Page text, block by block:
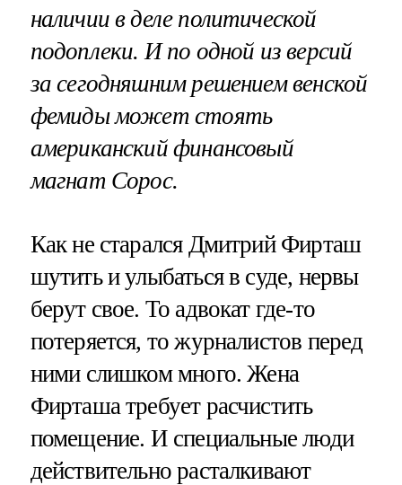
наличии в деле политической
подоплеки. И по одной из версий
за сегодняшним решением венской
фемиды может стоять
американский финансовый
магнат Сорос.
Как не старался Дмитрий Фирташ
шутить и улыбаться в суде, нервы
берут свое. То адвокат где-то
потеряется, то журналистов перед
ними слишком много. Жена
Фирташа требует расчистить
помещение. И специальные люди
действительно расталкивают